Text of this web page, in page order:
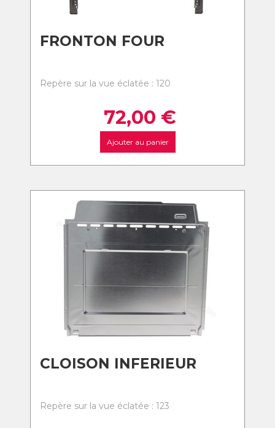
FRONTON FOUR
Repère sur la vue éclatée : 120
72,00 €
Ajouter au panier
CLOISON INFERIEUR
Repère sur la vue éclatée : 123